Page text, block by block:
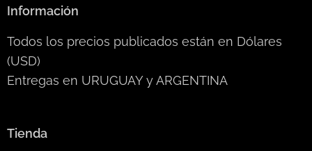
Información
Todos los precios publicados están en Dólares
(USD)
Entregas en URUGUAY y ARGENTINA
Tienda